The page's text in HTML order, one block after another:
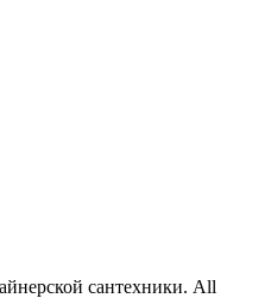
сантехники. All